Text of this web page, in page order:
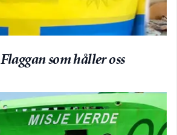
Flaggan som håller oss